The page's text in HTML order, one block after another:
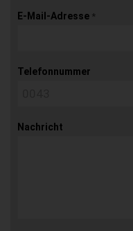
E-Mail-Adresse *
Telefonnummer
Nachricht